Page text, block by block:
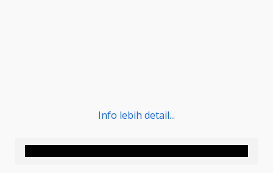
Info lebih detail...